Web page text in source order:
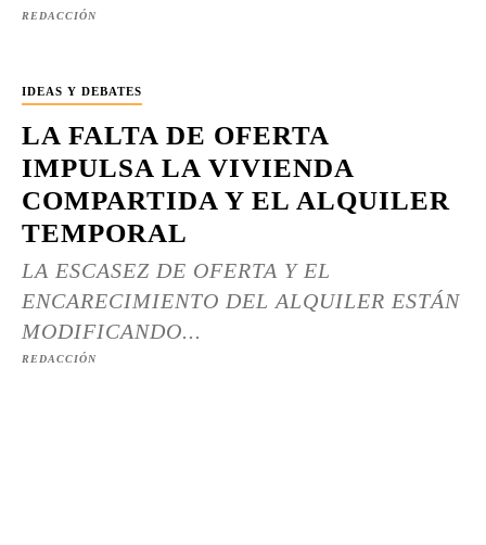
REDACCIÓN
IDEAS Y DEBATES
LA FALTA DE OFERTA
IMPULSA LA VIVIENDA
COMPARTIDA Y EL ALQUILER
TEMPORAL
LA ESCASEZ DE OFERTA Y EL
ENCARECIMIENTO DEL ALQUILER ESTÁN
MODIFICANDO...
REDACCIÓN